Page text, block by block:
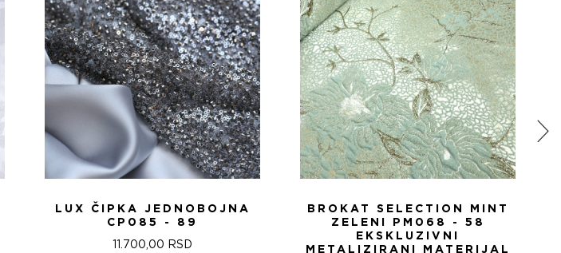
LUX ČIPKA JEDNOBOJNA
CP085 - 89
11.700,00 RSD
BROKAT SELECTION MINT
ZELENI PM068 - 58
EKSKLUZIVNI
METALIZIRANI MATERIJAL